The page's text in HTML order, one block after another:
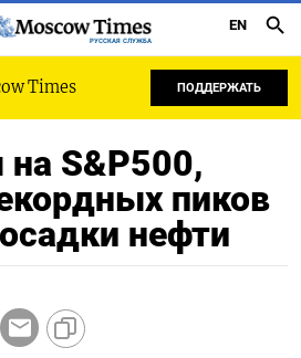
РУССКАЯ СЛУЖБА
EN
Times ПОДДЕРЖАТЬ
S&P500,
пиков
нефти